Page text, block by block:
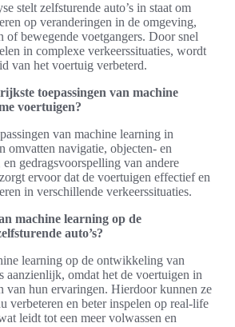
stelt zelfsturende auto’s in staat om
op veranderingen in de omgeving,
of bewegende voetgangers. Door snel
in complexe verkeerssituaties, wordt
van het voertuig verbeterd.
toepassingen van machine
voertuigen?
van machine learning in
omvatten navigatie, objecten- en
gedragsvoorspelling van andere
ervoor dat de voertuigen effectief en
in verschillende verkeerssituaties.
machine learning op de
auto’s?
learning op de ontwikkeling van
aanzienlijk, omdat het de voertuigen in
van hun ervaringen. Hierdoor kunnen ze
verbeteren en beter inspelen op real-life
leidt tot een meer volwassen en